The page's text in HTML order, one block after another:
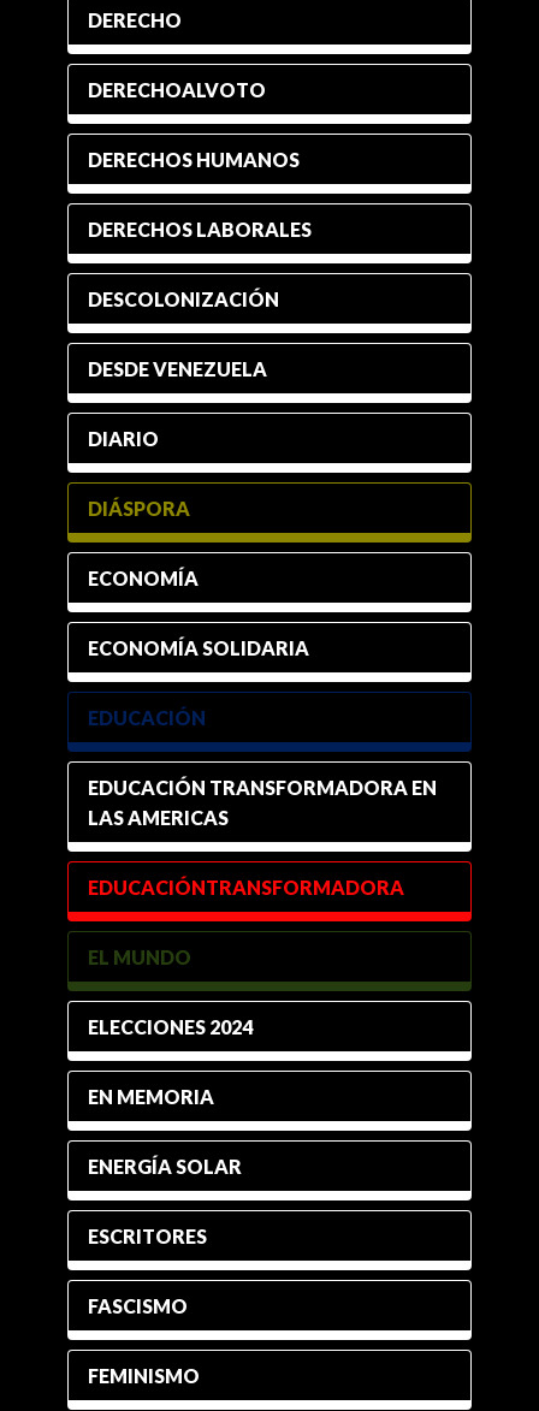
DERECHO
DERECHOALVOTO
DERECHOS HUMANOS
DERECHOS LABORALES
DESCOLONIZACIÓN
DESDE VENEZUELA
DIARIO
DIÁSPORA
ECONOMÍA
ECONOMÍA SOLIDARIA
EDUCACIÓN
EDUCACIÓN TRANSFORMADORA EN
LAS AMERICAS
EDUCACIÓNTRANSFORMADORA
EL MUNDO
ELECCIONES 2024
EN MEMORIA
ENERGÍA SOLAR
ESCRITORES
FASCISMO
FEMINISMO